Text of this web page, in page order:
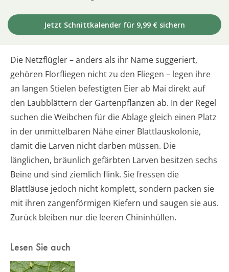
Jetzt Schnittkalender für 9,99 € sichern
Die Netzflügler – anders als ihr Name suggeriert,
gehören Florfliegen nicht zu den Fliegen – legen ihre
an langen Stielen befestigten Eier ab Mai direkt auf
den Laubblättern der Gartenpflanzen ab. In der Regel
suchen die Weibchen für die Ablage gleich einen Platz
in der unmittelbaren Nähe einer Blattlauskolonie,
damit die Larven nicht darben müssen. Die
länglichen, bräunlich gefärbten Larven besitzen sechs
Beine und sind ziemlich flink. Sie fressen die
Blattläuse jedoch nicht komplett, sondern packen sie
mit ihren zangenförmigen Kiefern und saugen sie aus.
Zurück bleiben nur die leeren Chininhüllen.
Lesen Sie auch